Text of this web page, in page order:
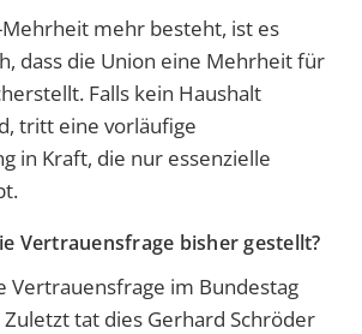
mehr besteht, ist es
dass die Union eine Mehrheit für
Falls kein Haushalt
tritt eine vorläufige
in Kraft, die nur essenzielle
Vertrauensfrage bisher gestellt?
Vertrauensfrage im Bundestag
tat dies Gerhard Schröder